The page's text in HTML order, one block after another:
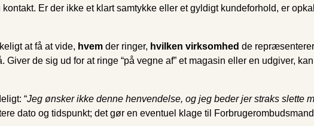
Er der ikke et klart samtykke eller et gyldigt kundeforhold, er
at få at vide, hvem der ringer, hvilken virksomhed de
de sig ud for at ringe “på vegne af” et magasin eller en udgiver,
“Jeg ønsker ikke denne henvendelse, og jeg beder jer straks slette
dato og tidspunkt; det gør en eventuel klage til